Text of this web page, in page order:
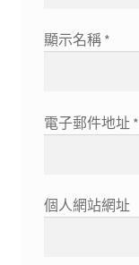
顯示名稱 *
電子郵件地址 *
個人網站網址